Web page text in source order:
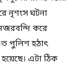
নৃশংস ঘটনা
করে
পুলিশ হঠাৎ
এটা ঠিক